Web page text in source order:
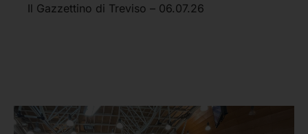
Il Gazzettino di Treviso – 06.07.26